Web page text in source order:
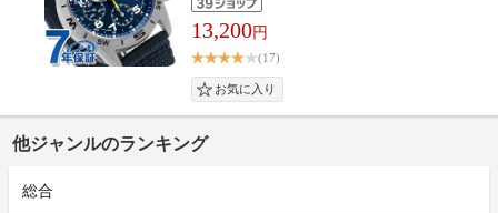
13,200円
(17)
他ジャンルのランキング
総合